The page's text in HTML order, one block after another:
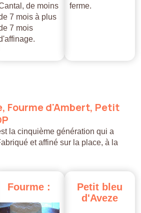
de moins
7 mois à plus
7 mois
ferme.
Fourmed'Ambert, Petit
la cinquième génération qui a
et affiné sur la place, à la
Fourme : Petit bleu
d'Aveze